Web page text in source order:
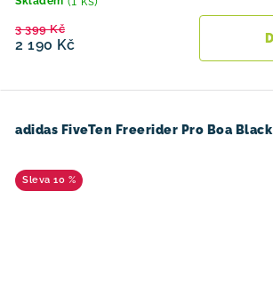
2 190 Kč
3 399 Kč
adidas FiveTen Freerider Pro Boa Black
10 %